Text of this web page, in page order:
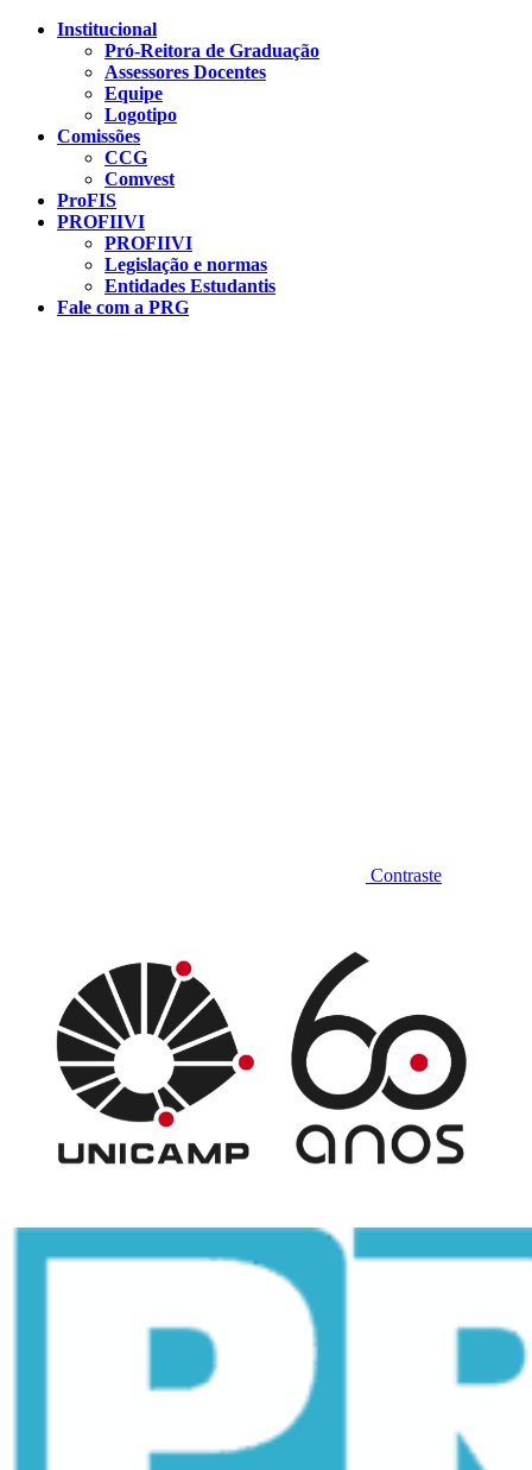
Conteúdo principal
Institucional
Pró-Reitora de Graduação
Assessores Docentes
Equipe
Logotipo
Comissões
CCG
Comvest
ProFIS
PROFIIVI
PROFIIVI
Legislação e normas
Entidades Estudantis
Fale com a PRG
Contraste